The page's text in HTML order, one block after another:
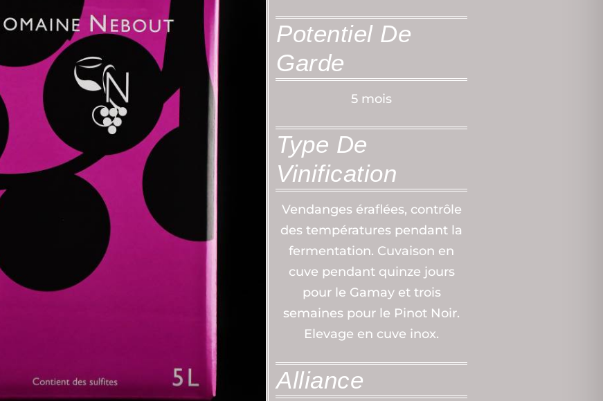
Potentiel De
Garde
5 mois
Type De
Vinification
Vendanges éraflées, contrôle
des températures pendant la
fermentation. Cuvaison en
cuve pendant quinze jours
pour le Gamay et trois
semaines pour le Pinot Noir.
Elevage en cuve inox.
Alliance